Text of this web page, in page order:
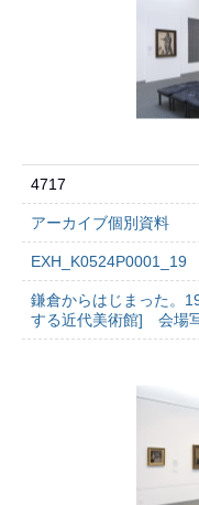
4717
アーカイブ個別資料
EXH_K0524P0001_19
鎌倉からはじまった。
する近代美術館] 会場